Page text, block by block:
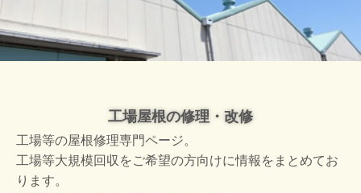
工場屋根の修理・改修
工場等の屋根修理専門ページ。
工場等大規模回収をご希望の方向けに情報をまとめてお
ります。